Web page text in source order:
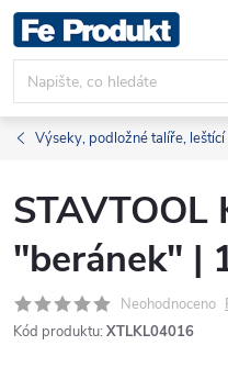
Přejít
na
obsah
Výseky, podložné talíře,
"beránek" |
Neohodnoceno
Kód produktu: XTLKL04016